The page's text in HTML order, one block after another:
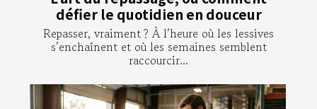
défier le quotidien en douceur
Repasser, vraiment ? À l’heure où les lessives
s’enchaînent et où les semaines semblent
raccourcir...